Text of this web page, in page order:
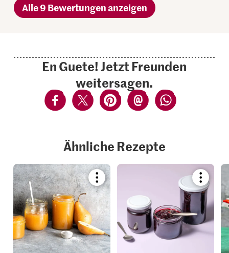
Alle 9 Bewertungen anzeigen
En Guete! Jetzt Freunden
weitersagen.
Ähnliche Rezepte
Bookmark
recipe
add
it
to
your
collections.
recipe
or
add
it
to
your